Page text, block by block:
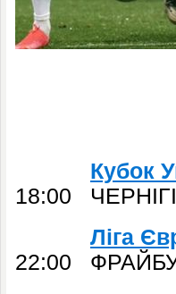
Кубок
18:00
Ліга
22:00